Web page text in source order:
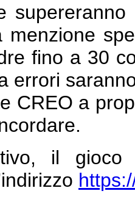
menzione
fino a 30
errori
CREO a
il